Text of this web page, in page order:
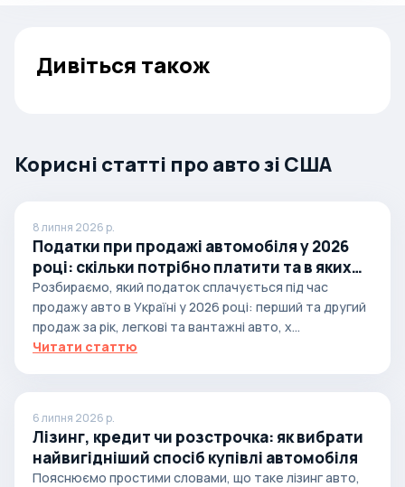
Дивіться також
Корисні статті про авто зі США
8 липня 2026 р.
Податки при продажі автомобіля у 2026
році: скільки потрібно платити та в яких
випадках
Розбираємо, який податок сплачується під час
продажу авто в Україні у 2026 році: перший та другий
продаж за рік, легкові та вантажні авто, х...
Читати статтю
6 липня 2026 р.
Лізинг, кредит чи розстрочка: як вибрати
найвигідніший спосіб купівлі автомобіля
Пояснюємо простими словами, що таке лізинг авто,